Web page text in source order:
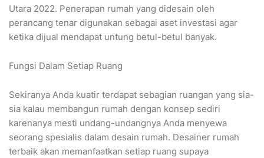
Utara 2022. Penerapan rumah yang didesain oleh
perancang tenar digunakan sebagai aset investasi agar
ketika dijual mendapat untung betul-betul banyak.
Fungsi Dalam Setiap Ruang
Sekiranya Anda kuatir terdapat sebagian ruangan yang sia-
sia kalau membangun rumah dengan konsep sediri
karenanya mesti undang-undangnya Anda menyewa
seorang spesialis dalam desain rumah. Desainer rumah
terbaik akan memanfaatkan setiap ruang supaya